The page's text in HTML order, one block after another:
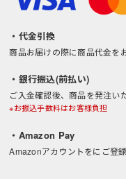
・代金引換
商品お届けの際に商品代金を
・銀行振込(前払い)
ご入金確認後、商品を発注い
※お振込手数料はお客様負担
・Amazon Pay
Amazonアカウントをにご登